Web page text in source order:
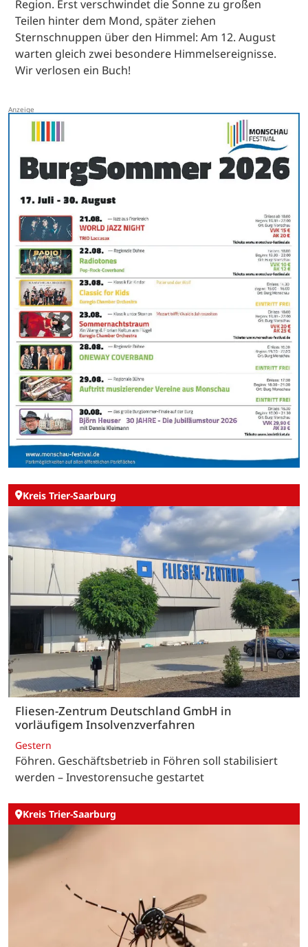
Region. Erst verschwindet die Sonne zu großen
Teilen hinter dem Mond, später ziehen
Sternschnuppen über den Himmel: Am 12. August
warten gleich zwei besondere Himmelsereignisse.
Wir verlosen ein Buch!
Kreis Trier-Saarburg
Fliesen-Zentrum Deutschland GmbH in
vorläufigem Insolvenzverfahren
Gestern
Föhren. Geschäftsbetrieb in Föhren soll stabilisiert
werden – Investorensuche gestartet
Kreis Trier-Saarburg